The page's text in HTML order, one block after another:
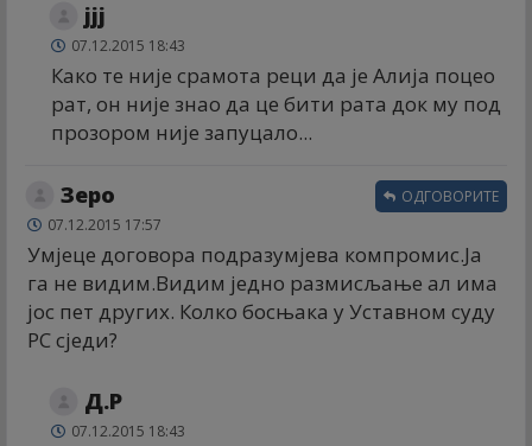
јјј
07.12.2015 18:43
Како те није срамота реци да је Алија поцео
рат, он није знао да це бити рата док му под
прозором није запуцало...
Зеро
07.12.2015 17:57
Умјеце договора подразумјева компромис.Ја
га не видим.Видим једно размисљање ал има
јос пет других. Колко босњака у Уставном суду
РС сједи?
ОДГОВОРИТЕ
Д.Р
07.12.2015 18:43